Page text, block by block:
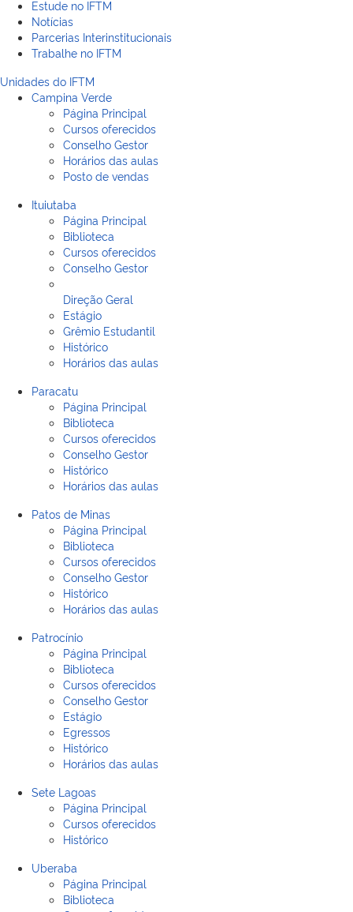
Estude no IFTM
Notícias
Parcerias Interinstitucionais
Trabalhe no IFTM
Unidades do IFTM
Campina Verde
Página Principal
Cursos oferecidos
Conselho Gestor
Horários das aulas
Posto de vendas
Ituiutaba
Página Principal
Biblioteca
Cursos oferecidos
Conselho Gestor
Direção Geral
Estágio
Grêmio Estudantil
Histórico
Horários das aulas
Paracatu
Página Principal
Biblioteca
Cursos oferecidos
Conselho Gestor
Histórico
Horários das aulas
Patos de Minas
Página Principal
Biblioteca
Cursos oferecidos
Conselho Gestor
Histórico
Horários das aulas
Patrocínio
Página Principal
Biblioteca
Cursos oferecidos
Conselho Gestor
Estágio
Egressos
Histórico
Horários das aulas
Sete Lagoas
Página Principal
Cursos oferecidos
Histórico
Uberaba
Página Principal
Biblioteca